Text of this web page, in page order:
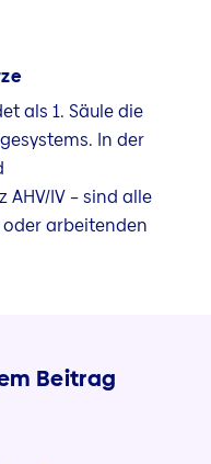
als 1. Säule die
In der
IV – sind alle
arbeitenden
Beitrag